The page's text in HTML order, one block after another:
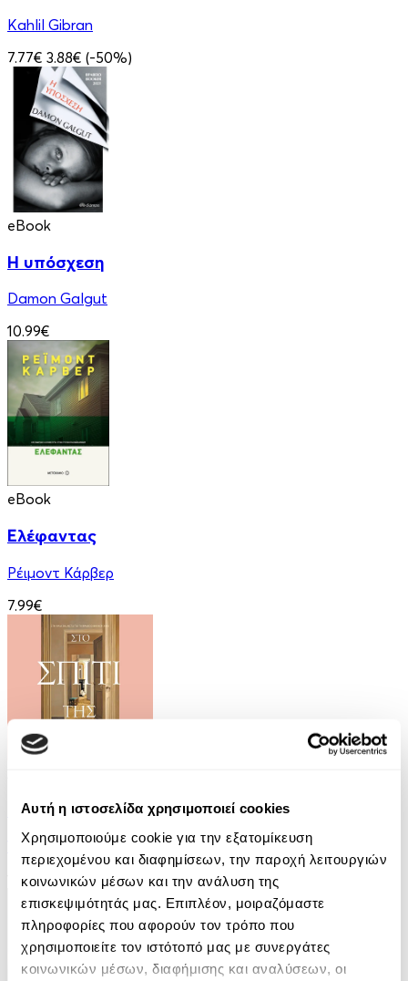
Αυτή η ιστοσελίδα χρησιμοποιεί cookies
Χρησιμοποιούμε cookie για την εξατομίκευση
περιεχομένου και διαφημίσεων, την παροχή λειτουργιών
κοινωνικών μέσων και την ανάλυση της
επισκεψιμότητάς μας. Επιπλέον, μοιραζόμαστε
πληροφορίες που αφορούν τον τρόπο που
χρησιμοποιείτε τον ιστότοπό μας με συνεργάτες
κοινωνικών μέσων, διαφήμισης και αναλύσεων, οι
Kahlil Gibran
7.77€ 3.88€ (-50%)
eBook
Η υπόσχεση
Damon Galgut
10.99€
eBook
Ελέφαντας
Ρέιμοντ Κάρβερ
7.99€
Στο Σπίτι Της
Yael Van Der Wouden
16.90€